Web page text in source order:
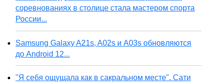
соревнованиях в столице стала мастером спорта
России...
Samsung Galaxy A21s, A02s и A03s обновляются
до Android 12...
"Я себя ощущала как в сакральном месте". Сати